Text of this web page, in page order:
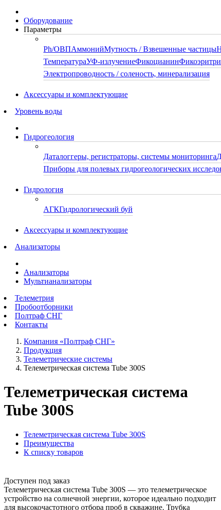
Оборудование
Параметры
Ph/ОВПАммонийМутность / Взвешенные частицы
ТемператураУФ-излучениеФикоцианин
Электропроводность / соленость, минерализация
Аксессуары и комплектующие
Уровень воды
Гидрогеология
Даталоггеры, регистраторы, системы мониторинга
Приборы для полевых гидрогеологических
Гидрология
АГКГидрологический буй
Аксессуары и комплектующие
Анализаторы
Анализаторы
Мультианализаторы
Телеметрия
Пробоотборники
Полтраф СНГ
Контакты
Компания «Полтраф СНГ»
Продукция
Телеметрические системы
Телеметрическая система Tube 300S
Телеметрическая система
Tube 300S
Телеметрическая система Tube 300S
Преимущества
К списку товаров
Доступен под заказ
Телеметрическая система Tube 300S — это телеметрическое
устройство на солнечной энергии, которое идеально подходит
для высокочастотного отбора проб в скважине. Трубка